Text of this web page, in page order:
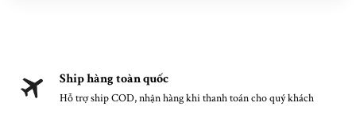
Ship hàng toàn quốc
Hỗ trợ ship COD, nhận hàng khi thanh toán cho quý khách